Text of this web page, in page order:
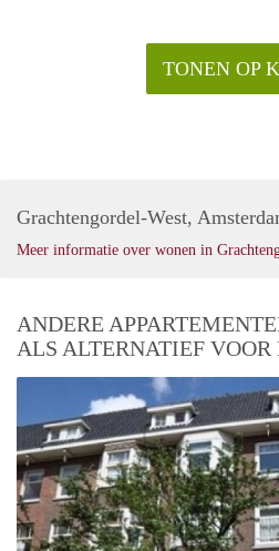
TONEN OP
Grachtengordel-West,
Meer informatie over wonen in
ANDERE
ALS ALTERNATIEF